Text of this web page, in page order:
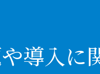
導入に